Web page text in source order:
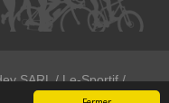
SARL / Le-Sportif /